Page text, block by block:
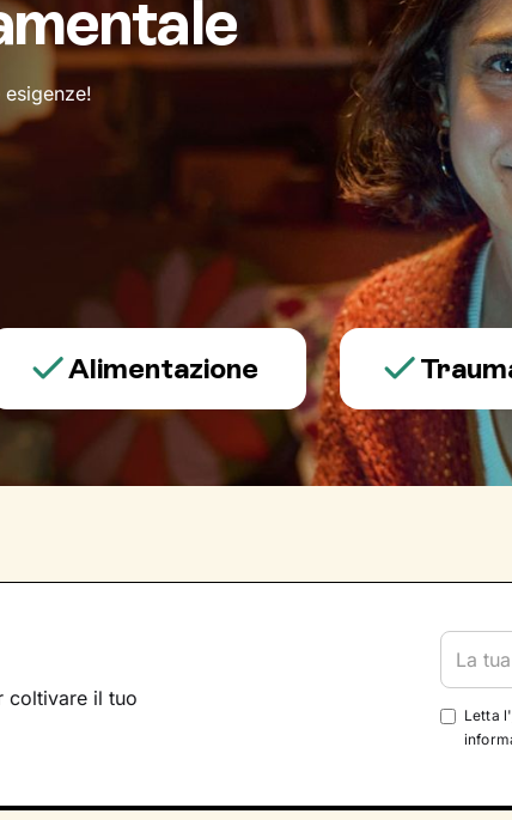
Alimentazione Trauma e
coltivare il tuo
Letta l'